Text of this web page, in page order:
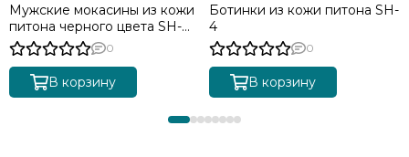
Мужские мокасины из кожи
питона черного цвета SH-
163
0
В корзину
Ботинки из кожи питона SH-
4
0
В корзину